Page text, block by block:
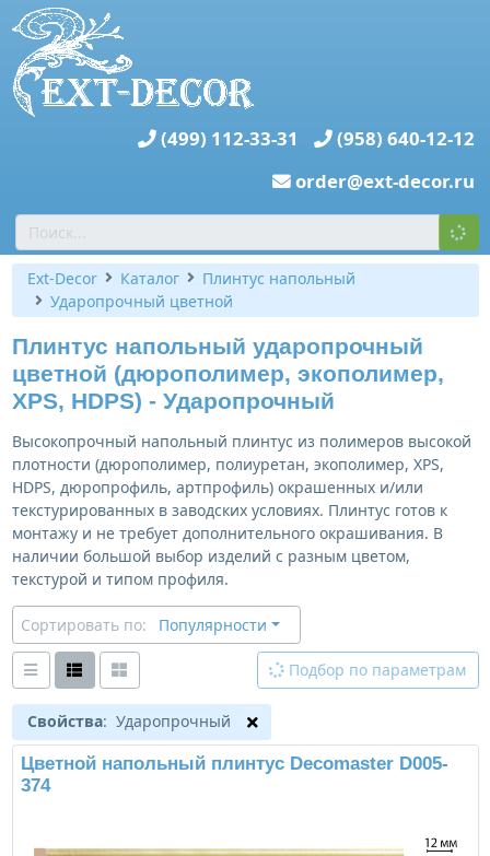
(499) 112-33-31
(958) 640-12-12
order@ext-decor.ru
Ext-Decor Каталог
Плинтус напольный
Ударопрочный цветной
Плинтус напольный ударопрочный
цветной (дюрополимер, экополимер,
XPS, HDPS) - Ударопрочный
Высокопрочный напольный плинтус из полимеров высокой
плотности (дюрополимер, полиуретан, экополимер, XPS,
HDPS, дюропрофиль, артпрофиль) окрашенных и/или
текстурированных в заводских условиях. Плинтус готов к
монтажу и не требует дополнительного окрашивания. В
наличии большой выбор изделий с разным цветом,
текстурой и типом профиля.
Сортировать по: Популярности
Подбор по параметрам
Свойства: Ударопрочный
Цветной напольный плинтус Decomaster D005-
374